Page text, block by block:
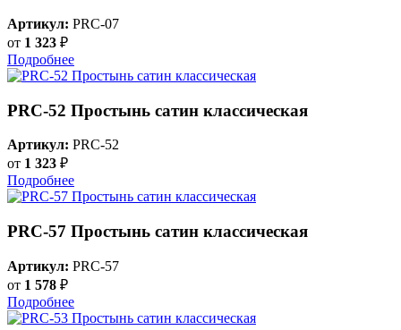
Артикул: PRC-07
от 1 323 ₽
Подробнее
PRC-52 Простынь сатин классическая
Артикул: PRC-52
от 1 323 ₽
Подробнее
PRC-57 Простынь сатин классическая
Артикул: PRC-57
от 1 578 ₽
Подробнее